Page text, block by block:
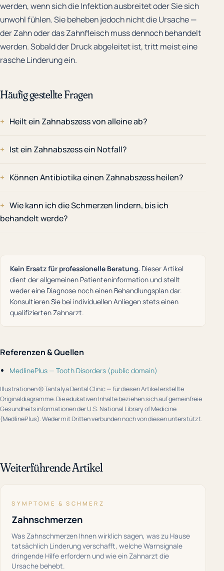
werden, wenn sich die Infektion ausbreitet oder Sie sich
unwohl fühlen. Sie beheben jedoch nicht die Ursache —
der Zahn oder das Zahnfleisch muss dennoch behandelt
werden. Sobald der Druck abgeleitet ist, tritt meist eine
rasche Linderung ein.
Häufig gestellte Fragen
Heilt ein Zahnabszess von alleine ab?
Ist ein Zahnabszess ein Notfall?
Können Antibiotika einen Zahnabszess heilen?
Wie kann ich die Schmerzen lindern, bis ich
behandelt werde?
Kein Ersatz für professionelle Beratung. Dieser Artikel
dient der allgemeinen Patienteninformation und stellt
weder eine Diagnose noch einen Behandlungsplan dar.
Konsultieren Sie bei individuellen Anliegen stets einen
qualifizierten Zahnarzt.
Referenzen & Quellen
MedlinePlus — Tooth Disorders (public domain)
Illustrationen © Tantalya Dental Clinic — für diesen Artikel erstellte
Originaldiagramme. Die edukativen Inhalte beziehen sich auf gemeinfreie
Gesundheitsinformationen der U.S. National Library of Medicine
(MedlinePlus). Weder mit Dritten verbunden noch von diesen unterstützt.
Weiterführende Artikel
SYMPTOME & SCHMERZ
Zahnschmerzen
Was Zahnschmerzen Ihnen wirklich sagen, was zu Hause
tatsächlich Linderung verschafft, welche Warnsignale
dringende Hilfe erfordern und wie ein Zahnarzt die
Ursache behebt.